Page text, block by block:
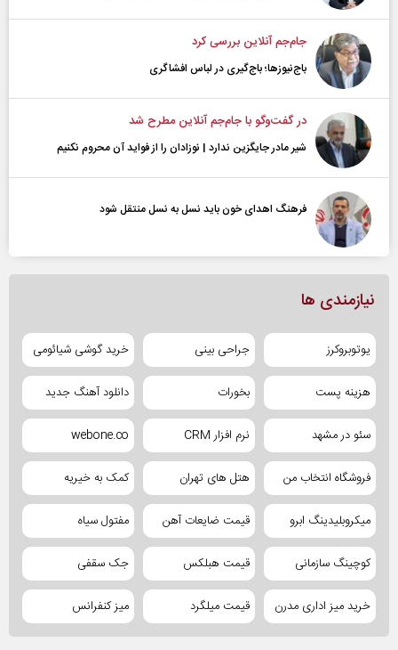
جام‌جم آنلاین بررسی کرد
باج‌نیوزها؛ باج‌گیری در لباس افشاگری
در گفت‌و‌گو با جام‌جم آنلاین مطرح شد
شیر مادر جایگزین ندارد | نوزادان را از فواید آن محروم نکنیم
فرهنگ اهدای خون باید نسل به نسل منتقل شود
نیازمندی ها
یوتوبروکرز جراحی بینی خرید گوشی شیائومی
هزینه پست بخورات دانلود آهنگ جدید
سئو در مشهد نرم افزار CRM webone.co
فروشگاه انتخاب من هتل های تهران کمک به خیریه
میکروبلیدینگ ابرو قیمت ضایعات آهن مفتول سیاه
کوچینگ سازمانی قیمت هبلکس جک سقفی
خرید میز اداری مدرن قیمت میلگرد میز کنفرانس